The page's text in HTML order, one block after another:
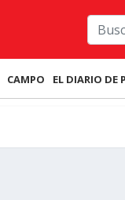
CAMPO EL DIARIO DE